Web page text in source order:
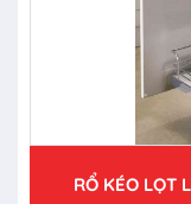
RỔ KÉO LỌT